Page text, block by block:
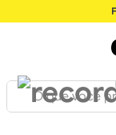
O que você